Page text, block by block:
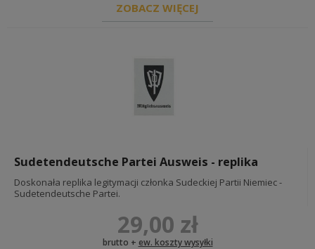
ZOBACZ WIĘCEJ
Sudetendeutsche Partei Ausweis - replika
Doskonała replika legitymacji członka Sudeckiej Partii Niemiec -
Sudetendeutsche Partei.
29,00 zł
brutto + ew. koszty wysyłki